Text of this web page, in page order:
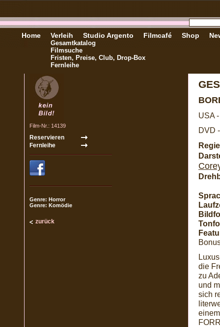
Home Verleih
Gesamtkatalog
Filmsuche
Fristen, Preise, Club, Drop-Box
Fernleihe
Studio Argento Filmcafé Shop
Film-Nr.: 14139
Genre: Horror
Genre: Komödie
zurück
USA
DVD
die
zu
und
sich